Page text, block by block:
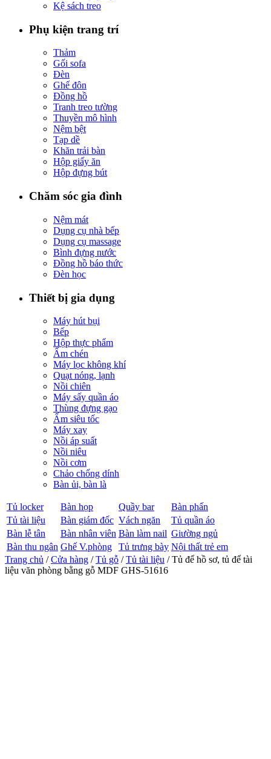
Kệ sách treo
Phụ kiện trang trí
Thảm
Gối sofa
Đèn
Ghế đôn
Đồng hồ
Tranh treo tường
Thuyền mô hình
Nệm bệt
Tạp dề
Khăn trải bàn
Hộp giấy ăn
Hộp đựng bút
Chăm sóc gia đình
Nệm mát
Dụng cụ nhà bếp
Dụng cụ massage
Bình đựng nước
Đồng hồ báo thức
Đèn học
Thiết bị gia dụng
Máy hút bụi
Bếp
Hộp thực phẩm
Ấm chén
Máy lọc không khí
Quạt nóng, lạnh
Nồi chiên
Máy sấy quần áo
Thùng đựng gạo
Ấm siêu tốc
Máy xay
Nồi áp suất
Nồi niêu
Nồi cơm
Chảo chống dính
Bàn ủi, bàn là
Tủ locker Bàn họp Quầy bar
Bàn phấn
Tủ tài liệu
Bàn giám đốc Vách ngăn
Tủ quần áo
Bàn lễ tân
Bàn nhân viên Bàn làm nail Giường ngủ
Bàn thu ngân Ghế V.phòng Tủ trưng bày Nội thất trẻ em
Trang chủ /Cửa hàng /Tủ gỗ /Tủ tài liệu / Tủ để hồ sơ, tủ để tài
liệu văn phòng bằng gỗ MDF GHS-51616